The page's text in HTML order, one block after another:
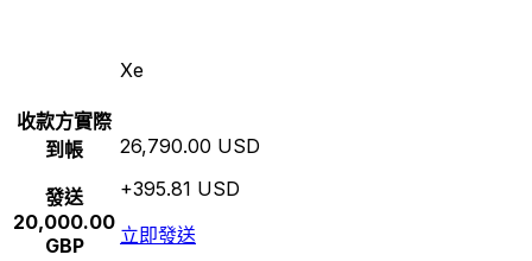
Xe
收款方實際
到帳
發送
20,000.00
GBP
26,790.00 USD
+395.81 USD
立即發送